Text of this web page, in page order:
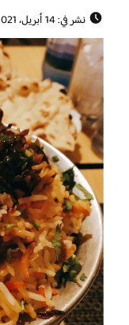
نشر في: 14 أبريل، 2021